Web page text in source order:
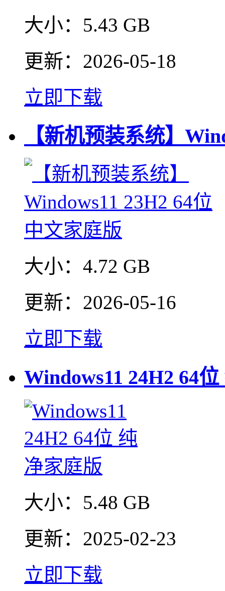
大小： 5.43 GB
更新： 2026-05-18
立即下载
【新机预装系统】
大小： 4.72 GB
更新： 2026-05-16
立即下载
Windows11 24H2 64
大小： 5.48 GB
更新： 2025-02-23
立即下载